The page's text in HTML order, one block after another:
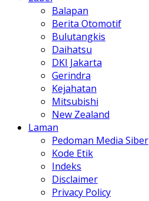
Balapan
Berita Otomotif
Bulutangkis
Daihatsu
DKI Jakarta
Gerindra
Kejahatan
Mitsubishi
New Zealand
Laman
Pedoman Media Siber
Kode Etik
Indeks
Disclaimer
Privacy Policy